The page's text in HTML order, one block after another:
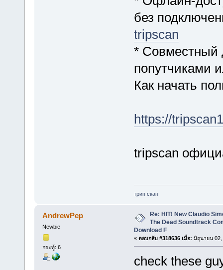
без
tripscan
* Совместный
попутчиками
Как начать
https://
tripscan
трип скан
AndrewPep
Newbie
กระทู้: 6
Re: HIT! New Claudio
The Dead Soundtrack
Download F
« ตอบกลับ #318636 เมื่อ: มิถุนายน 02,
check these